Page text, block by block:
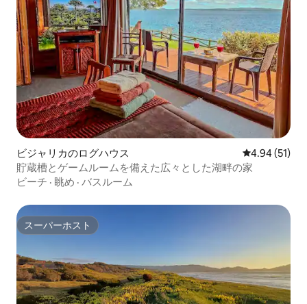
ビジャリカのログハウス レビュー51
4.94 (51)
貯蔵槽とゲームルームを備えた広々とした湖畔の家
ビーチ · 眺め · バスルーム
スーパーホスト
スーパーホスト